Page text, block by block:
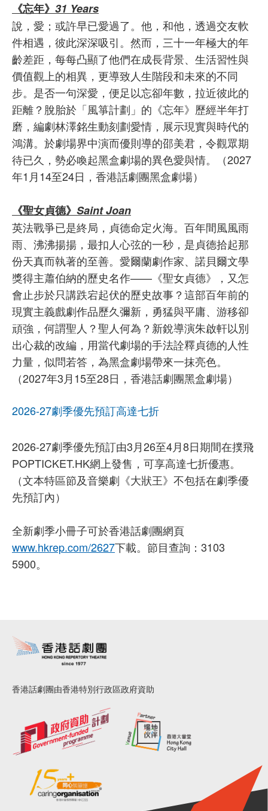
《忘年》 31 Years
說，愛；或許早已愛過了。他，和他，透過交友軟
件相遇，彼此深深吸引。然而，三十一年極大的年
齡差距，每每凸顯了他們在成長背景、生活習性與
價值觀上的相異，更導致人生階段和未來的不同
步。是否一句深愛，便足以忘卻年數，拉近彼此的
距離？脫胎於「風箏計劃」的《忘年》歷經半年打
磨，編劇林澤銘生動刻劃愛情，展示現實與時代的
鴻溝。於劇場界中演而優則導的邵美君，令觀眾期
待已久，勢必喚起黑盒劇場的異色愛與情。（2027
年1月14至24日，香港話劇團黑盒劇場）
《聖女貞德》 Saint Joan
英法戰爭已是終局，貞德命定火海。百年間風風雨
雨、沸沸揚揚，最扣人心弦的一秒，是貞德拾起那
份天真而執著的至善。愛爾蘭劇作家、諾貝爾文學
獎得主蕭伯納的歷史名作——《聖女貞德》，又怎
會止步於只講跌宕起伏的歷史故事？這部百年前的
現實主義戲劇作品歷久彌新，勇猛與平庸、游移卻
頑強，何謂聖人？聖人何為？新銳導演朱啟軒以別
出心裁的改編，用當代劇場的手法詮釋貞德的人性
力量，似問若答，為黑盒劇場帶來一抹亮色。
（2027年3月15至28日，香港話劇團黑盒劇場）
2026-27劇季優先預訂高達七折
2026-27劇季優先預訂由3月26至4月8日期間在撲飛
POPTICKET.HK網上發售，可享高達七折優惠。
（文本特區節及音樂劇《大狀王》不包括在劇季優
先預訂內）
全新劇季小冊子可於香港話劇團網頁
www.hkrep.com/2627下載。節目查詢：3103
5900。
香港話劇團由香港特別行政區政府資助